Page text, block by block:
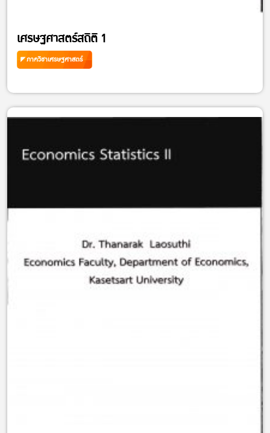
เศรษฐศาสตร์สถิติ 1
ภาควิชาเศรษฐศาสตร์